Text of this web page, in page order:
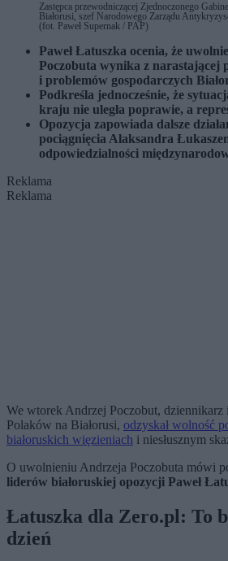
Zastępca przewodniczącej Zjednoczonego
Białorusi, szef Narodowego Zarządu
(fot. Paweł Supernak / PAP)
Paweł Łatuszka ocenia, że
Poczobuta wynika z narastającej
i problemów gospodarczych
Podkreśla jednocześnie, że
kraju nie uległa poprawie, a
Opozycja zapowiada dalsze
pociągnięcia Alaksandra
odpowiedzialności
Reklama
Reklama
We wtorek Andrzej Poczobut, dziennikarz
Polaków na Białorusi, odzyskał wolność
białoruskich więzieniach i niesłusznym
O uwolnieniu Andrzeja Poczobuta mówi
liderów białoruskiej opozycji Paweł
Łatuszka dla Zero.pl: To
dzień